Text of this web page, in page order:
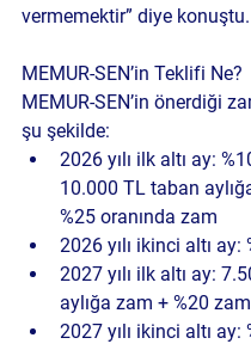
vermemektir” diye konuştu.
MEMUR-SEN’in Teklifi Ne?
MEMUR-SEN’in önerdiği
şu şekilde:
2026 yılı ilk altı ay:
10.000 TL taban
%25 oranında zam
2026 yılı ikinci altı ay:
2027 yılı ilk altı ay:
aylığa zam + %20 zam
2027 yılı ikinci altı ay: